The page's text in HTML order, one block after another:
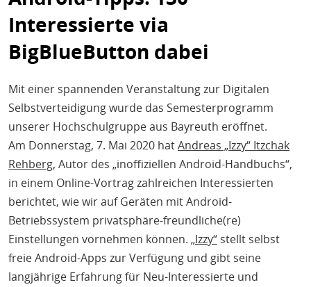
Interessierte via
BigBlueButton dabei
Mit einer spannenden Veranstaltung zur Digitalen
Selbstverteidigung wurde das Semesterprogramm
unserer Hochschulgruppe aus Bayreuth eröffnet.
Am Donnerstag, 7. Mai 2020 hatAndreas „Izzy“ Itzchak
Rehberg, Autor des „inoffiziellen Android-Handbuchs“,
in einem Online-Vortrag zahlreichen Interessierten
berichtet, wie wir auf Geräten mit Android-
Betriebssystem privatsphäre-freundliche(re)
Einstellungen vornehmen können. „Izzy“ stellt selbst
freie Android-Apps zur Verfügung und gibt seine
langjährige Erfahrung für Neu-Interessierte und